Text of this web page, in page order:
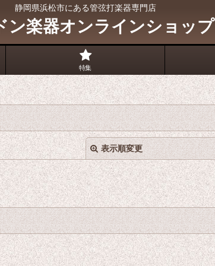
静岡県浜松市にある管弦打楽器専門店
ン楽器オンラインショップ
特集
表示順変更